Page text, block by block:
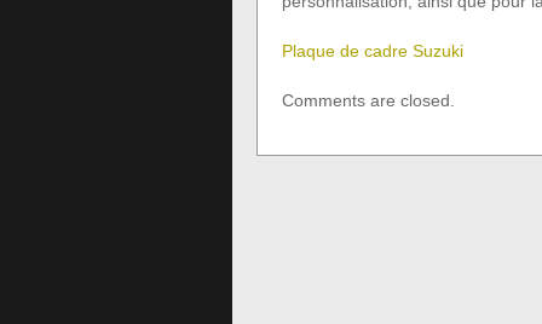
Plaque de cadre Suzuki
Comments are closed.